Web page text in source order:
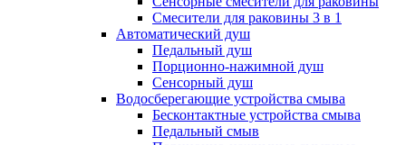
Смесители для раковины 3 в 1
Автоматический душ
Педальный душ
Порционно-нажимной душ
Сенсорный душ
Водосберегающие устройства смыва
Бесконтактные устройства смыва
Педальный смыв